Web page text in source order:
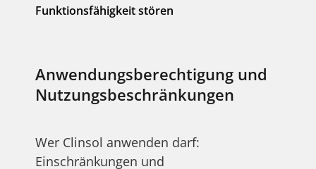
Funktionsfähigkeit stören
Anwendungsberechtigung und
Nutzungsbeschränkungen
Wer Clinsol anwenden darf:
Einschränkungen und